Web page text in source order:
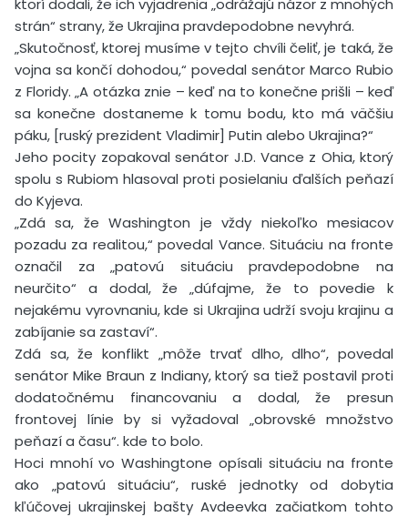
ktorí dodali, že ich vyjadrenia „odrážajú názor z mnohých
strán“ strany, že Ukrajina pravdepodobne nevyhrá.
„Skutočnosť, ktorej musíme v tejto chvíli čeliť, je taká, že
vojna sa končí dohodou,“ povedal senátor Marco Rubio
z Floridy. „A otázka znie – keď na to konečne prišli – keď
sa konečne dostaneme k tomu bodu, kto má väčšiu
páku, [ruský prezident Vladimir] Putin alebo Ukrajina?“
Jeho pocity zopakoval senátor J.D. Vance z Ohia, ktorý
spolu s Rubiom hlasoval proti posielaniu ďalších peňazí
do Kyjeva.
„Zdá sa, že Washington je vždy niekoľko mesiacov
pozadu za realitou,“ povedal Vance. Situáciu na fronte
označil za „patovú situáciu pravdepodobne na
neurčito“ a dodal, že „dúfajme, že to povedie k
nejakému vyrovnaniu, kde si Ukrajina udrží svoju krajinu a
zabíjanie sa zastaví“.
Zdá sa, že konflikt „môže trvať dlho, dlho“, povedal
senátor Mike Braun z Indiany, ktorý sa tiež postavil proti
dodatočnému financovaniu a dodal, že presun
frontovej línie by si vyžadoval „obrovské množstvo
peňazí a času“. kde to bolo.
Hoci mnohí vo Washingtone opísali situáciu na fronte
ako „patovú situáciu“, ruské jednotky od dobytia
kľúčovej ukrajinskej bašty Avdeevka začiatkom tohto